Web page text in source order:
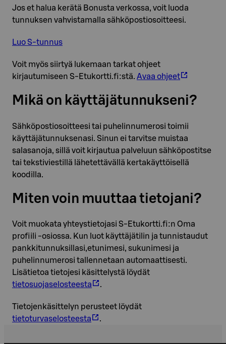
Jos et halua kerätä Bonusta verkossa, voit luoda
tunnuksen vahvistamalla sähköpostiosoitteesi.
Luo S-tunnus
Voit myös siirtyä lukemaan tarkat ohjeet
kirjautumiseen S-Etukortti.fi:stä. Avaa ohjeet
Mikä on käyttäjätunnukseni?
Sähköpostiosoitteesi tai puhelinnumerosi toimii
käyttäjätunnuksenasi. Sinun ei tarvitse muistaa
salasanoja, sillä voit kirjautua palveluun sähköpostitse
tai tekstiviestillä lähetettävällä kertakäyttöisellä
koodilla.
Miten voin muuttaa tietojani?
Voit muokata yhteystietojasi S-Etukortti.fi:n Oma
profiili -osiossa. Kun luot käyttäjätilin ja tunnistaudut
pankkitunnuksillasi,etunimesi, sukunimesi ja
puhelinnumerosi tallennetaan automaattisesti.
Lisätietoa tietojesi käsittelystä löydät
tietosuojaselosteesta
.
Tietojenkäsittelyn perusteet löydät
tietoturvaselosteesta
.